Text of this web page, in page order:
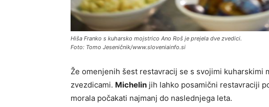
Hiša Franko s kuharsko mojstrico Ano Roš je prejela dve zvedici.
Foto: Tomo Jeseničnik/www.sloveniainfo.si
Že omenjenih šest restavracij se s svojimi kuharskimi
zvezdicami. Michelin jih lahko posamični restavraciji
morala počakati najmanj do naslednjega leta.